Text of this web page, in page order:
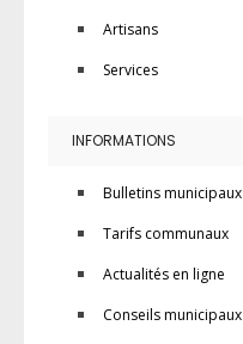
Artisans
Services
INFORMATIONS
Bulletins municipaux
Tarifs communaux
Actualités en ligne
Conseils municipaux